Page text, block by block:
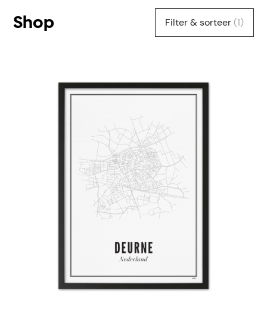
Shop Filter & sorteer (1)